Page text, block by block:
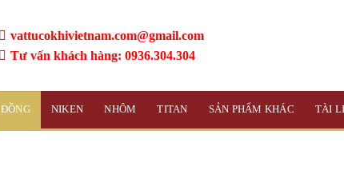
vattucokhivietnam.com@gmail.com
Tư vấn khách hàng: 0936.304.304
ĐỒNG NIKEN NHÔM TITAN SẢN PHẨM KHÁC TÀI